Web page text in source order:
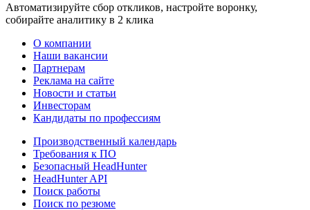
Автоматизируйте сбор откликов, настройте воронку,
собирайте аналитику в 2 клика
О компании
Наши вакансии
Партнерам
Реклама на сайте
Новости и статьи
Инвесторам
Кандидаты по профессиям
Производственный календарь
Требования к ПО
Безопасный HeadHunter
HeadHunter API
Поиск работы
Поиск по резюме